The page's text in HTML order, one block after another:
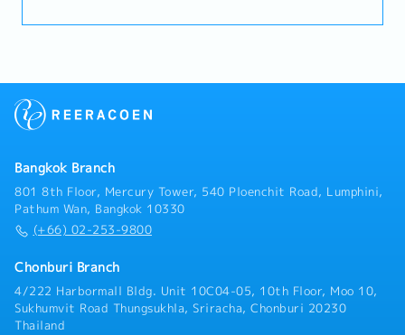
拠点として機能しているBOI取得企業です。本ポジショ
署への連携、一次処置・恒久的処置等の交渉を行ってい
体製造装置メーカー）のフォロー営業を行っていただき
方針策定・顧客要望に沿ったプロジェクト推進、期限管
理② サプライヤーマネジメント・仕入価格交渉およびコ
スト改善活動・品質／納期トラブル発生時の是正対応・
キャパシティ管理、安全在庫管理③ 収益管理・案件別の
ト変動（為替・物流等）の影響管理
Bangkok Branch
801 8th Floor, Mercury Tower, 540 Ploenchit Road, Lumphini,
Pathum Wan, Bangkok 10330
(+66) 02-253-9800
Chonburi Branch
4/222 Harbormall Bldg. Unit 10C04-05, 10th Floor, Moo 10,
Sukhumvit Road Thungsukhla, Sriracha, Chonburi 20230
Thailand